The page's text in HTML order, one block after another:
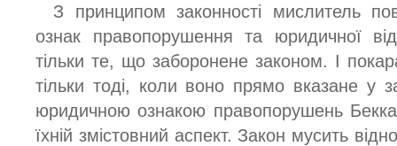
З принципом законності мислитель
ознак правопорушення та юридичної
тільки те, що заборонене законом. І
тільки тоді, коли воно прямо вказане у
юридичною ознакою правопорушень
їхній змістовний аспект. Закон мусить